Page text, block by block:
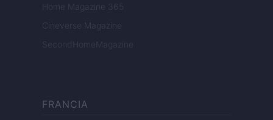
Home Magazine 365
Cineverse Magazine
SecondHomeMagazine
FRANCIA